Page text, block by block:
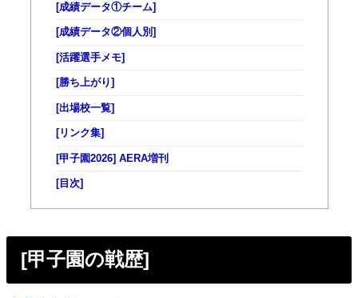
[成績データ①チーム]
[成績データ②個人別]
[活躍選手メモ]
[勝ち上がり]
[出場校一覧]
[リンク集]
[甲子園2026] AERA増刊
[目次]
[甲子園の戦歴]